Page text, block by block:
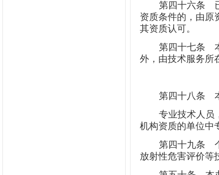
第四十六条
资质条件的，由原
其资质认可。
第四十七条
外，由技术服务所
第四十八条
专业技术人员
机构资质的单位中
第四十九条
放射性危害评价等